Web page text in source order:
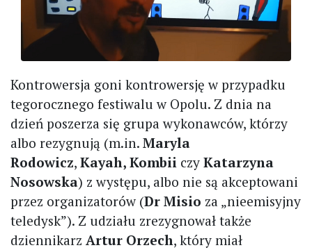
Kontrowersja goni kontrowersję w przypadku
tegorocznego festiwalu w Opolu. Z dnia na
dzień poszerza się grupa wykonawców, którzy
albo rezygnują (m.in. Maryla
Rodowicz, Kayah, Kombii czy Katarzyna
Nosowska) z występu, albo nie są akceptowani
przez organizatorów (Dr Misio za „nieemisyjny
teledysk”). Z udziału zrezygnował także
dziennikarz Artur Orzech, który miał